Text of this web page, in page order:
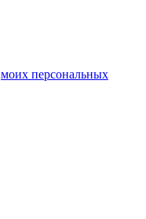
моих персональных